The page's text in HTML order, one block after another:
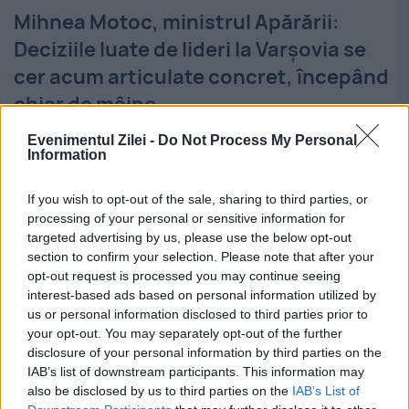
Evenimentul Zilei - Do Not Process My Personal
Information
If you wish to opt-out of the sale, sharing to third parties, or
processing of your personal or sensitive information for
targeted advertising by us, please use the below opt-out
section to confirm your selection. Please note that after your
opt-out request is processed you may continue seeing
interest-based ads based on personal information utilized by
us or personal information disclosed to third parties prior to
your opt-out. You may separately opt-out of the further
disclosure of your personal information by third parties on the
IAB’s list of downstream participants. This information may
also be disclosed by us to third parties on the IAB’s List of
Mihnea Motoc, ministrul Apărării:
Deciziile luate de lideri la Varşovia se
cer acum articulate concret, începând
chiar de mâine
10 IULIE 2016
NATO, care s-a încheiat la Varşovia, "toate
exigenţele stabilite în mandatul aprobat de
CSAT", a declarat ministrul Apărării, Mihnea
Motoc, subliniind că măsurile concrete...